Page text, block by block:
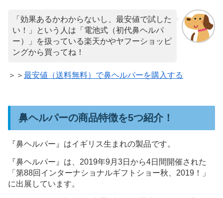
「効果あるかわからないし、最安値で試した
い！」という人は「電池式（初代鼻ヘルパ
ー）」を扱っている楽天かやヤフーショッピ
ングから買ってね！
＞＞ 最安値（送料無料）で鼻ヘルパーを購入する
鼻ヘルパーの商品特徴を5つ紹介！
『鼻ヘルパー』はイギリス生まれの製品です。
『鼻ヘルパー』は、2019年9月3日から4日間開催された
「第88回インターナショナルギフトショー秋、2019！」
に出展しています。